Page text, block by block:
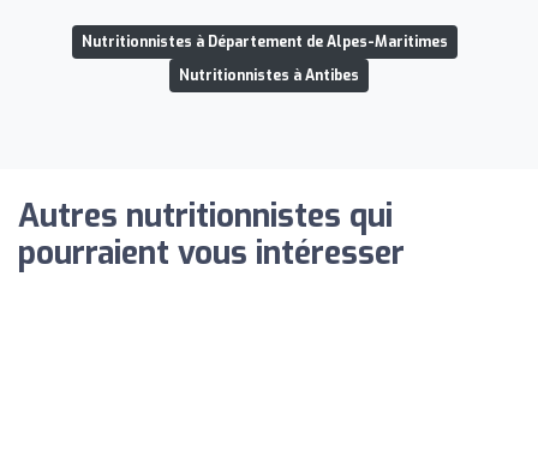
Nutritionnistes à Département de Alpes-Maritimes
Nutritionnistes à Antibes
Autres nutritionnistes qui
pourraient vous intéresser